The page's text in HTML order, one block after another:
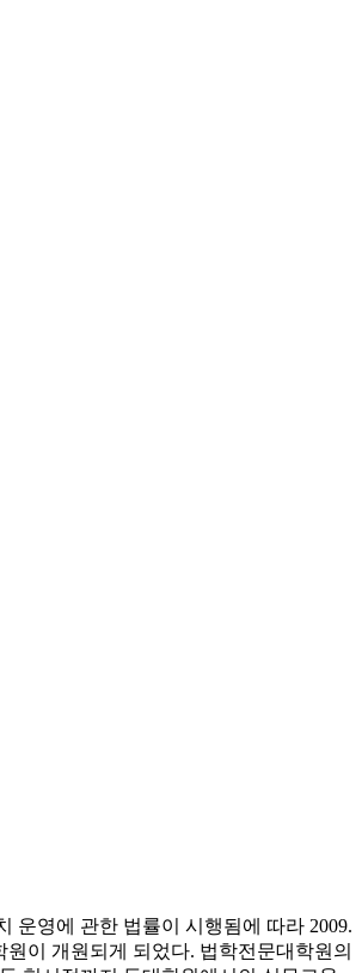
운영에 관한 법률이 시행됨에 따라 2009.
원이 개원되게 되었다. 법학전문대학원의